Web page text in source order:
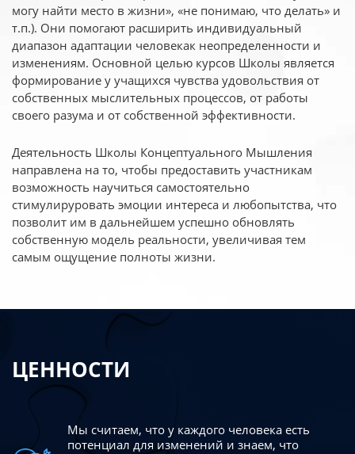
могу найти место в жизни», «не понимаю, что делать» и
т.п.). Они помогают расширить индивидуальный
диапазон адаптации человекак неопределенности и
изменениям. Основной целью курсов Школы является
формирование у учащихся чувства удовольствия от
собственных мыслительных процессов, от работы
своего разума и от собственной эффективности.
Деятельность Школы Концептуального Мышления
направлена на то, чтобы предоставить участникам
возможность научиться самостоятельно
стимулируровать эмоции интереса и любопытства, что
позволит им в дальнейшем успешно обновлять
собственную модель реальности, увеличивая тем
самым ощущение полноты жизни.
ЦЕННОСТИ
Мы считаем, что у каждого человека есть
потенциал для изменений и знаем, что